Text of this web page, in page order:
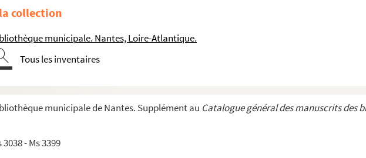
collection
municipale. Nantes, Loire-Atlantique.
Tous les inventaires
municipale de Nantes. Supplément au Catalogue général des manuscrits des
3038 - Ms 3399
1948 à 1960
1961 à 1965
1966 à 1969
à 1975
d'Henry Bouillier